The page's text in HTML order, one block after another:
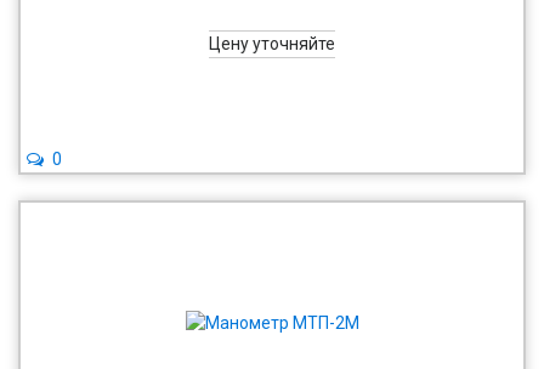
Цену уточняйте
0